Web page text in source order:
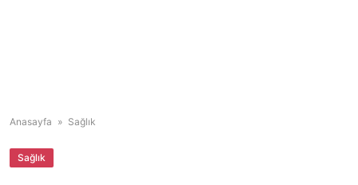
Anasayfa » Sağlık
Sağlık